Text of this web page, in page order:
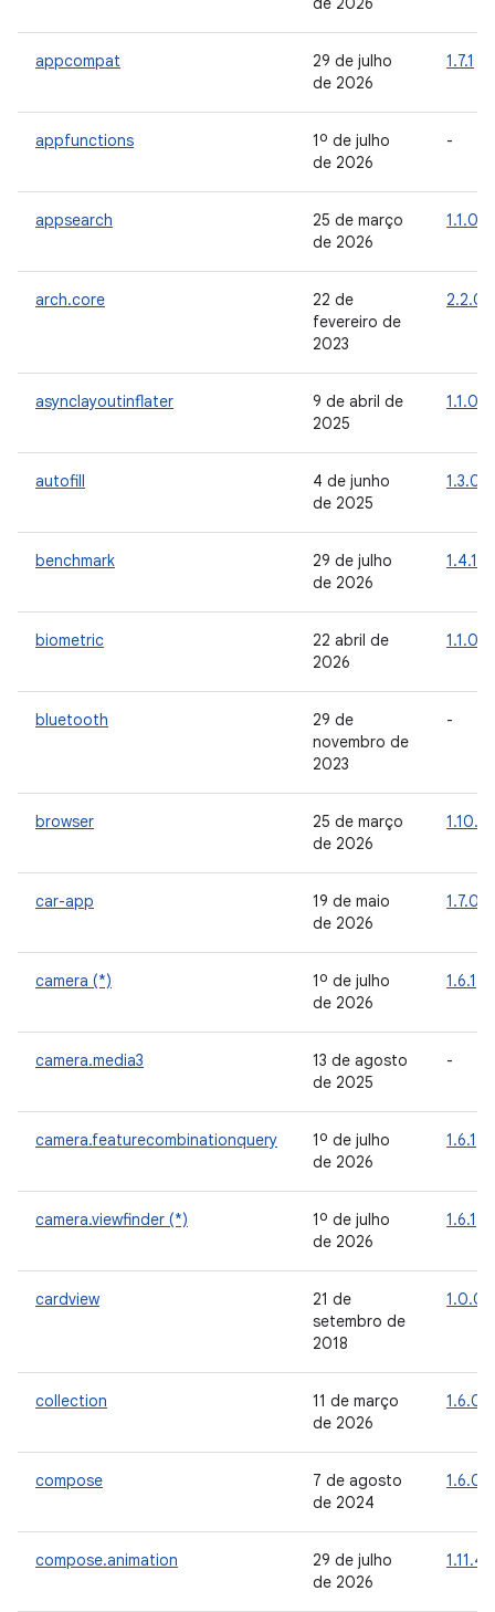
appcompat
29 de julho
de 2026
1.7.1
appfunctions
1º de julho
de 2026
-
appsearch
25 de março
de 2026
1.1.0
arch.core
22 de
fevereiro de
2023
2.2.0
asynclayoutinflater
9 de abril de
2025
1.1.0
autofill
4 de junho
de 2025
1.3.0
benchmark
29 de julho
de 2026
1.4.1
biometric
22 abril de
2026
1.1.0
bluetooth
29 de
novembro de
2023
-
browser
25 de março
de 2026
1.10.0
car-app
19 de maio
de 2026
1.7.0
camera (*)
1º de julho
de 2026
1.6.1
camera.media3
13 de agosto
de 2025
-
camera.featurecombinationquery
1º de julho
de 2026
1.6.1
camera.viewfinder (*)
1º de julho
de 2026
1.6.1
cardview
21 de
setembro de
2018
1.0.0
collection
11 de março
de 2026
1.6.0
compose
7 de agosto
de 2024
1.6.0
compose.animation
29 de julho
de 2026
1.11.4